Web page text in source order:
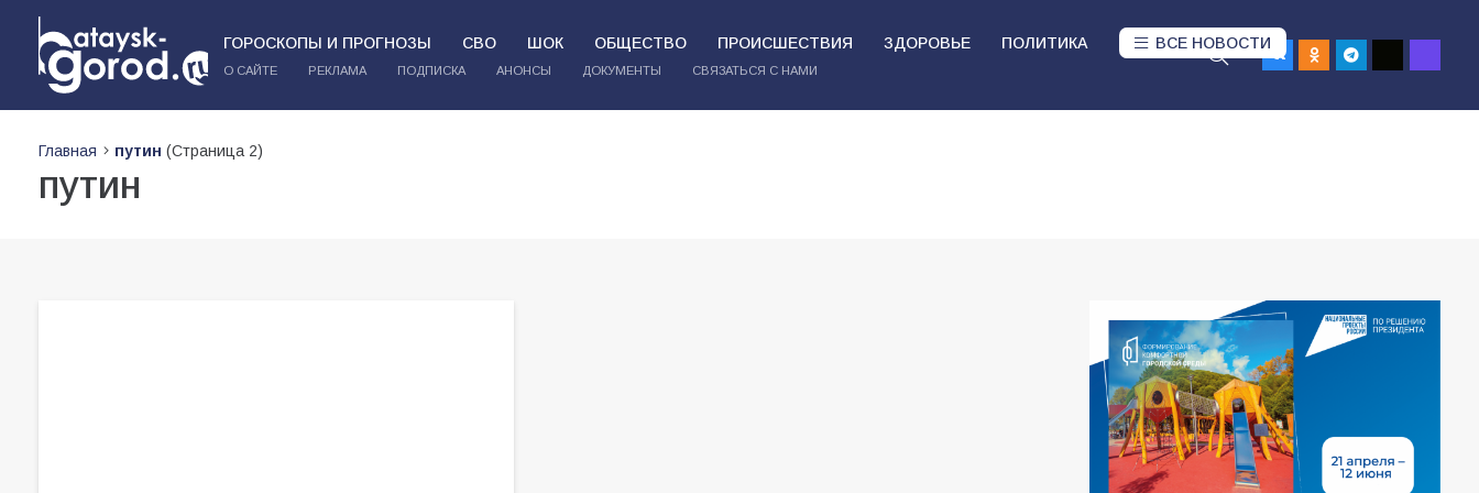
ГОРОСКОПЫ И ПРОГНОЗЫ СВО ШОК ОБЩЕСТВО ПРОИСШЕСТВИЯ ЗДОРОВЬЕ ПОЛИТИКА ВСЕ НОВОСТИ
О САЙТЕ РЕКЛАМА ПОДПИСКА АНОНСЫ ДОКУМЕНТЫ СВЯЗАТЬСЯ С НАМИ
Главная путин (Страница 2)
путин